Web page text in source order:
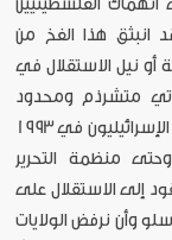
الفلسطينيين
انبثق هذا الفخ من
أو نيل الاستقلال في
متشرذم ومحدود
ومتوقف دومًا على الموافقة الإسرائيلية. لقد نجَحَ الإسرائيليون في 1993
منظمة التحرير
إلى الاستقلال على
وأن نرفض الولايات